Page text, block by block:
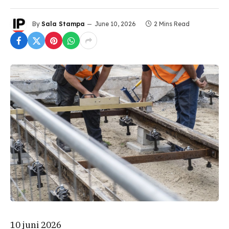
By Sala Stampa June 10, 2026 2 Mins Read
10 juni 2026